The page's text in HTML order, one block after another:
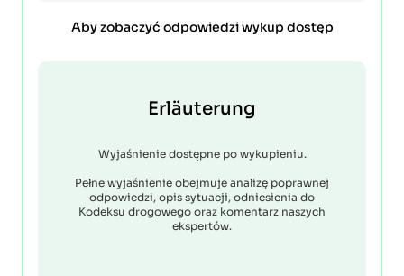
Aby zobaczyć odpowiedzi wykup dostęp
Erläuterung
Wyjaśnienie dostępne po wykupieniu.
Pełne wyjaśnienie obejmuje analizę poprawnej
odpowiedzi, opis sytuacji, odniesienia do
Kodeksu drogowego oraz komentarz naszych
ekspertów.